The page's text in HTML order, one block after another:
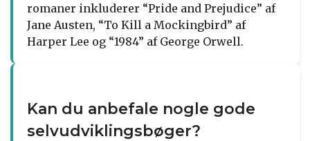
romaner inkluderer “Pride and Prejudice” af
Jane Austen, “To Kill a Mockingbird” af
Harper Lee og “1984” af George Orwell.
Kan du anbefale nogle gode
selvudviklingsbøger?